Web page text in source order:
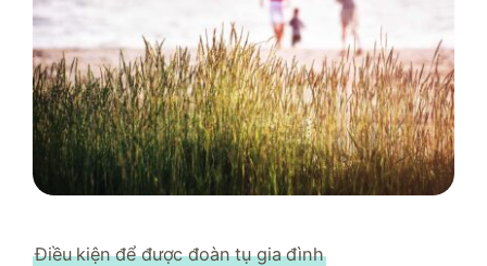
Điều kiện để được đoàn tụ gia đình